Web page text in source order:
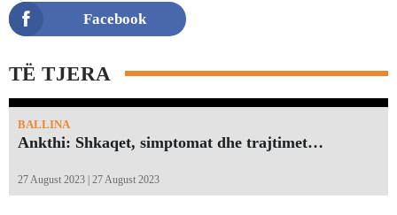
Facebook
TË TJERA
BALLINA
Ankthi: Shkaqet, simptomat dhe trajtimet…
27 August 2023 | 27 August 2023